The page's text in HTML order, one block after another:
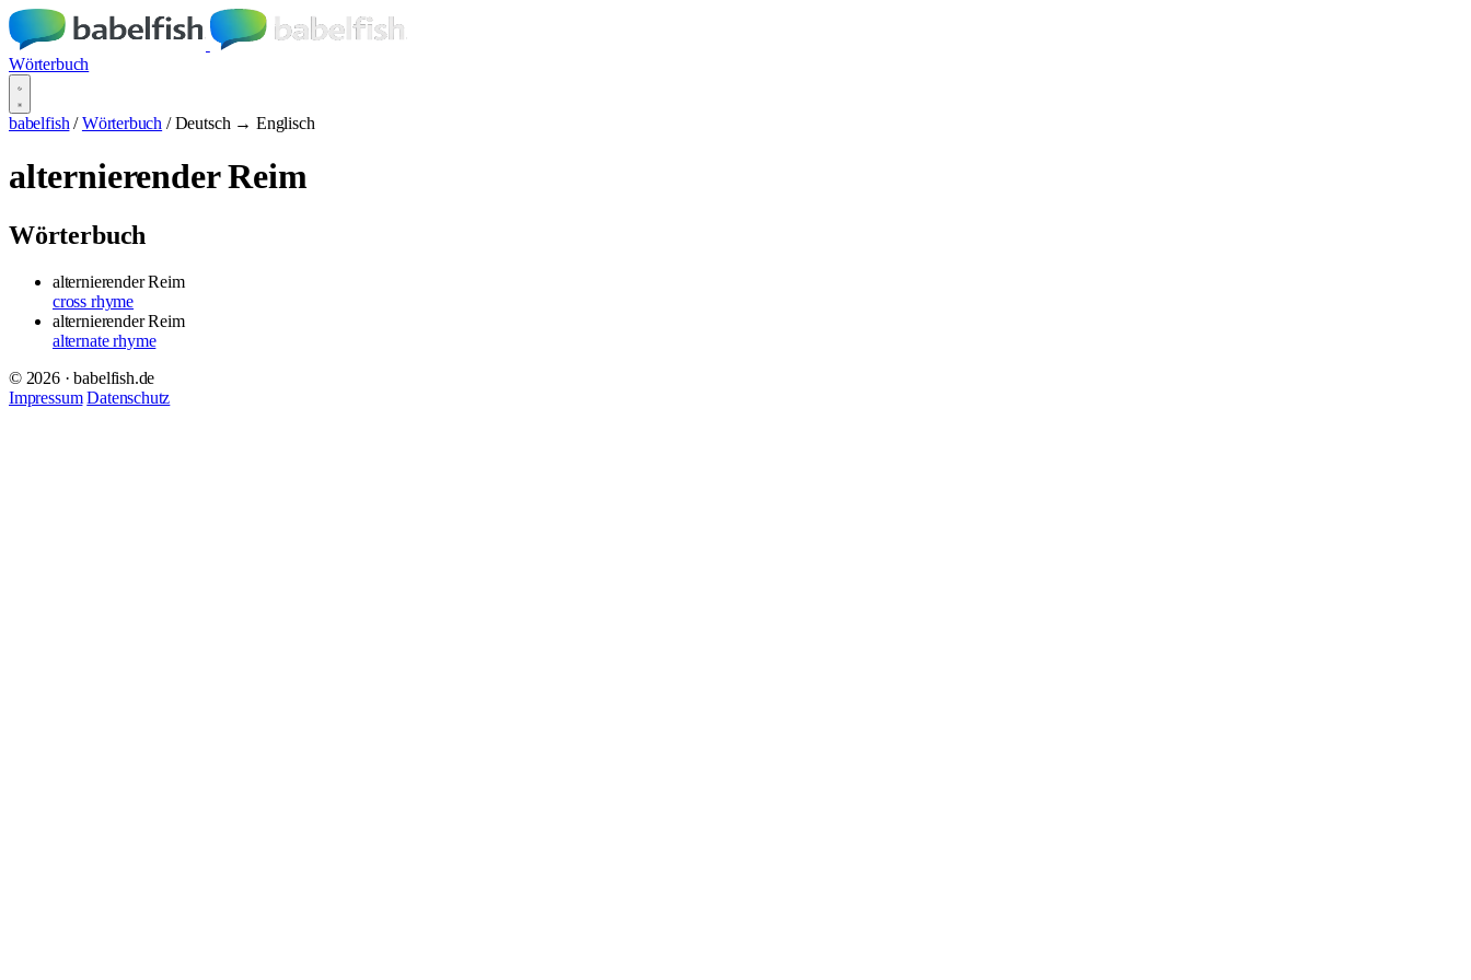
Wörterbuch
babelfish / Wörterbuch / Deutsch → Englisch
alternierender Reim
Wörterbuch
alternierender Reim
cross rhyme
alternierender Reim
alternate rhyme
© 2026 · babelfish.de
Impressum Datenschutz